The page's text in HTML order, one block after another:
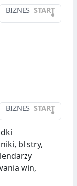
BIZNES START
•
BIZNES START
•
blistry,
win,